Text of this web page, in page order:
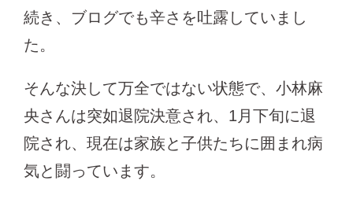
続き、ブログでも辛さを吐露していまし
た。
そんな決して万全ではない状態で、小林麻
央さんは突如退院決意され、1月下旬に退
院され、現在は家族と子供たちに囲まれ病
気と闘っています。